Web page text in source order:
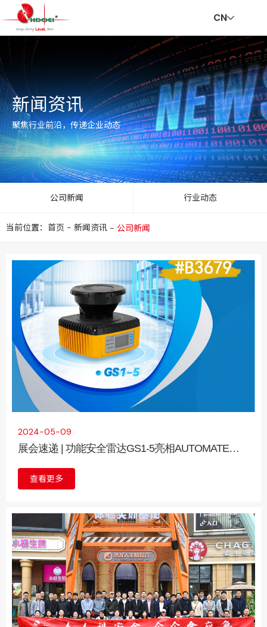
页
走
进
华
创
新
与
新
闻
资
会
责
招
贤
纳
联
系
我
V
R
CN
新闻资讯
聚焦行业前沿，传递企业动态
公司新闻 行业动态
当前位置：首页 - 新闻资讯 - 公司新闻
2024-05-09
展会速递 | 功能安全雷达GS1-5亮相AUTOMATE
查看更多